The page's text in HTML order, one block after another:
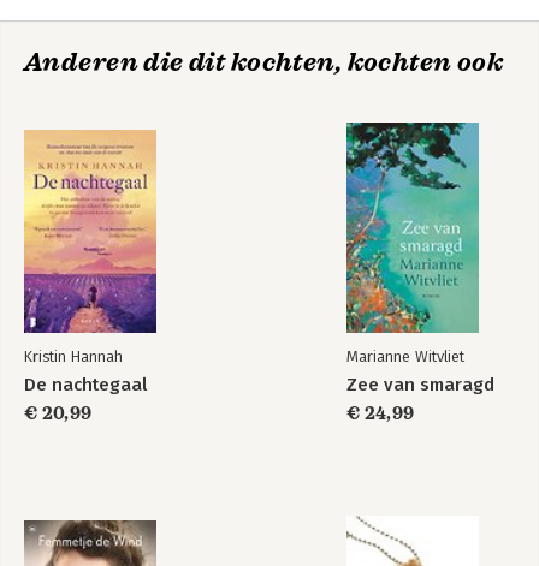
Anderen die dit kochten, kochten ook
Kristin Hannah
De nachtegaal
€ 20,99
Marianne Witvliet
Zee van smaragd
€ 24,99